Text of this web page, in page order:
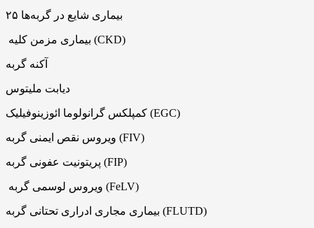
۲۵ بیماری شایع در گربه‌ها
بیماری مزمن کلیه (CKD)
آکنه گربه
دیابت ملیتوس
کمپلکس گرانولوما ائوزینوفیلیک (EGC)
ویروس نقص ایمنی گربه (FIV)
پریتونیت عفونی گربه (FIP)
ویروس لوسمی گربه (FeLV)
بیماری مجاری ادراری تحتانی گربه (FLUTD)